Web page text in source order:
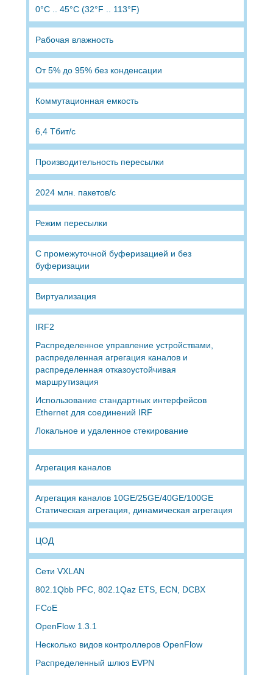
0°C .. 45°C (32°F .. 113°F)
Рабочая влажность
От 5% до 95% без конденсации
Коммутационная емкость
6,4 Тбит/с
Производитель­ность пересылки
2024 млн. пакетов/с
Режим пересылки
С промежуточной буферизацией и без
буферизации
Виртуализация
IRF2
Распределенное управление устройствами,
распределенная агрегация каналов и
распределенная отказоустойчивая
маршрутизация
Использование стандартных интерфейсов
Ethernet для соединений IRF
Локальное и удаленное стекирование
Агрегация каналов
Агрегация каналов 10GE/25GE/40GE/100GE
Статическая агрегация, динамическая агрегация
ЦОД
Сети VXLAN
802.1Qbb PFC, 802.1Qaz ETS, ECN, DCBX
FCoE
OpenFlow 1.3.1
Несколько видов контроллеров OpenFlow
Распределенный шлюз EVPN